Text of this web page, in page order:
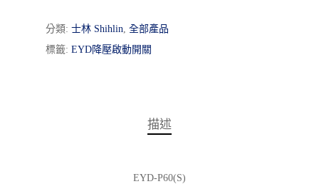
分類: 士林 Shihlin, 全部產品
標籤: EYD降壓啟動開關
描述
EYD-P60(S)